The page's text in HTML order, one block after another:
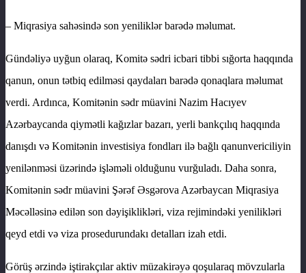
– Miqrasiya sahəsində son yeniliklər barədə məlumat.
Gündəliyə uyğun olaraq, Komitə sədri icbari tibbi sığorta haqqında
qanun, onun tətbiq edilməsi qaydaları barədə qonaqlara məlumat
verdi. Ardınca, Komitənin sədr müavini Nazim Hacıyev
Azərbaycanda qiymətli kağızlar bazarı, yerli bankçılıq haqqında
danışdı və Komitənin investisiya fondları ilə bağlı qanunvericiliyin
yenilənməsi üzərində işləməli olduğunu vurğuladı. Daha sonra,
Komitənin sədr müavini Şərəf Əsgərova Azərbaycan Miqrasiya
Məcəlləsinə edilən son dəyişiklikləri, viza rejimindəki yenilikləri
qeyd etdi və viza prosedurundakı detalları izah etdi.
Görüş ərzində iştirakçılar aktiv müzakirəyə qoşularaq mövzularla